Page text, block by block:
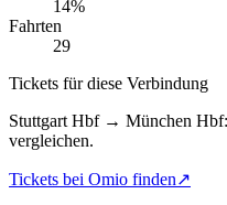
14%
Fahrten
29
Tickets für diese Verbindung
Stuttgart Hbf → München
vergleichen.
Tickets bei Omio finden↗